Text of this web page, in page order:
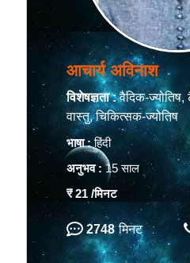
आचार्य अविनाश
विशेषज्ञता :वैदिक-ज्योतिष,
वास्तु, चिकित्सक-ज्योतिष
भाषा :हिंदी
अनुभव :15 साल
₹ 21/मिनट
2748 मिनट